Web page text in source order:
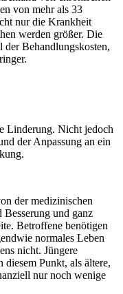
von mehr als 33
nur die Krankheit
werden größer. Die
der Behandlungskosten,
Linderung. Nicht jedoch
der Anpassung an ein
der medizinischen
und ganz
Betroffene benötigen
normales Leben
nicht. Jüngere
diesem Punkt, als ältere,
nur noch wenige